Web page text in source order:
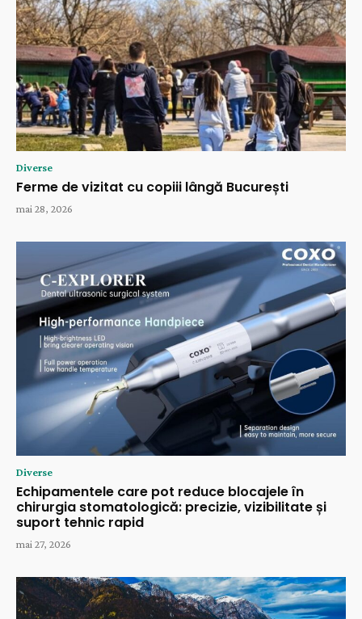
Diverse
Ferme de vizitat cu copiii lângă București
mai 28, 2026
Diverse
Echipamentele care pot reduce blocajele în
chirurgia stomatologică: precizie, vizibilitate și
suport tehnic rapid
mai 27, 2026